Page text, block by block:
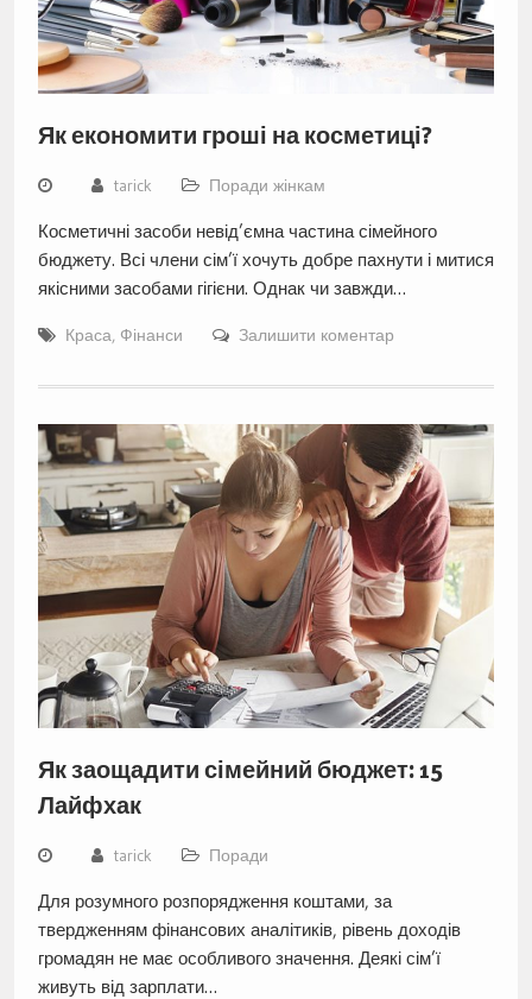
Як економити гроші на косметиці?
tarick Поради жінкам
Косметичні засоби невід’ємна частина сімейного
бюджету. Всі члени сім’ї хочуть добре пахнути і митися
якісними засобами гігієни. Однак чи завжди…
Краса, Фінанси Залишити коментар
Як заощадити сімейний бюджет: 15
Лайфхак
tarick Поради
Для розумного розпорядження коштами, за
твердженням фінансових аналітиків, рівень доходів
громадян не має особливого значення. Деякі сім’ї
живуть від зарплати…